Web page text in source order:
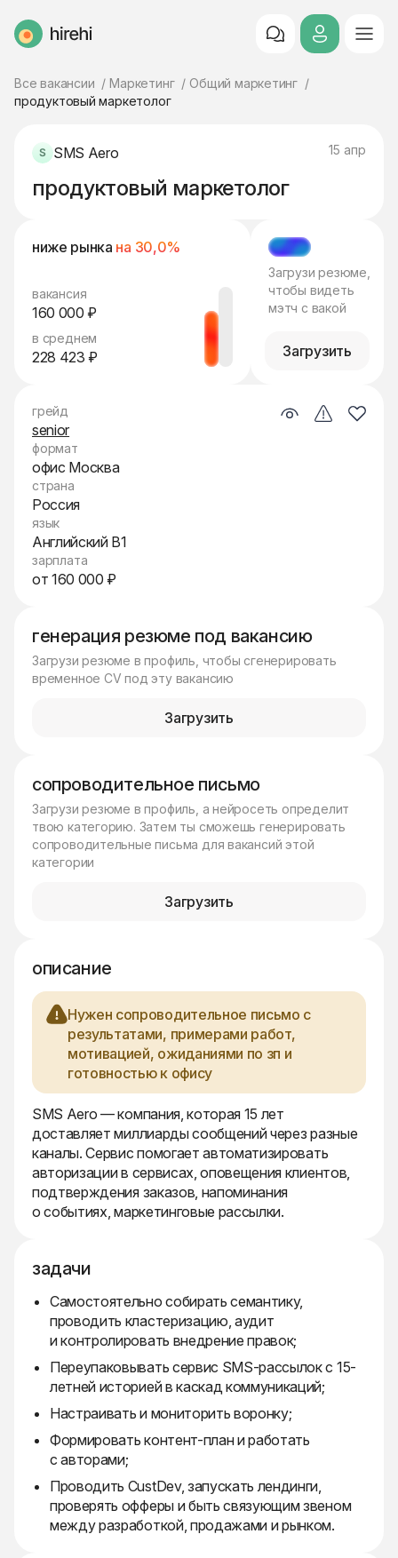
HireHi
Все вакансии Маркетинг
Общий маркетинг
продуктовый маркетолог
SMS Aero 15 апр
продуктовый маркетолог
ниже рынка на 30,0%
вакансия
160 000 ₽
в среднем
228 423 ₽
МЭТЧ
Загрузи резюме,
чтобы видеть
мэтч с вакой
Загрузить
генерация резюме под вакансию
Загрузи резюме в профиль, чтобы сгенерировать
временное CV под эту вакансию
Загрузить
сопроводительное письмо
Загрузи резюме в профиль, а нейросеть определит
твою категорию. Затем ты сможешь генерировать
сопроводительные письма для вакансий этой
категории
Загрузить
описание
Нужен сопроводительное письмо с
результатами, примерами работ,
мотивацией, ожиданиями по зп и
готовностью к офису
SMS Aero — компания, которая 15 лет
доставляет миллиарды сообщений через разные
каналы. Сервис помогает автоматизировать
авторизации в сервисах, оповещения клиентов,
подтверждения заказов, напоминания
о событиях, маркетинговые рассылки.
задачи
Самостоятельно собирать семантику,
проводить кластеризацию, аудит
и контролировать внедрение правок;
Переупаковывать сервис SMS-рассылок с 15-
летней историей в каскад коммуникаций;
Настраивать и мониторить воронку;
Формировать контент-план и работать
с авторами;
Проводить CustDev, запускать лендинги,
проверять офферы и быть связующим звеном
между разработкой, продажами и рынком.
грейд
senior
формат
офис Москва
страна
Россия
язык
Английский B1
зарплата
от 160 000 ₽